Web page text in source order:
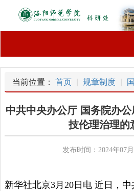
当前位置： 首页 规章制度
中共中央办公厅 国务院办
技伦理治理的
发布时间：2024年07
新华社北京3月20日电 近日，